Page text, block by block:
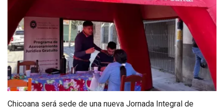
Chicoana será sede de una nueva Jornada Integral de